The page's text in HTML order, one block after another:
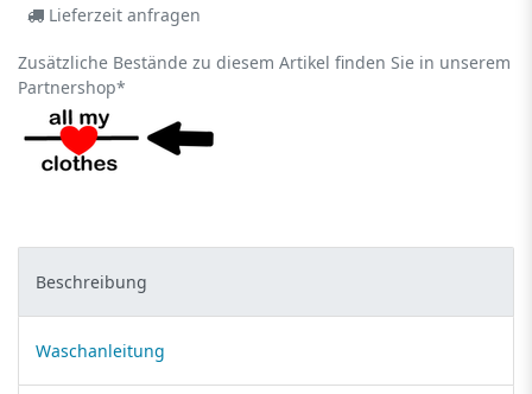
Lieferzeit anfragen
Zusätzliche Bestände zu diesem Artikel finden Sie in unserem
Partnershop*
Beschreibung
Waschanleitung